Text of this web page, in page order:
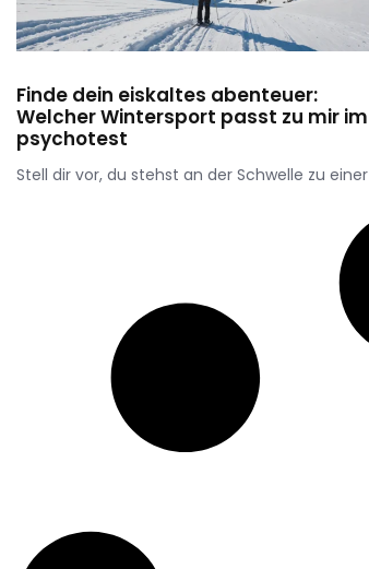
Finde dein eiskaltes abenteuer:
Welcher Wintersport passt zu mir im
psychotest
Stell dir vor, du stehst an der Schwelle zu einer